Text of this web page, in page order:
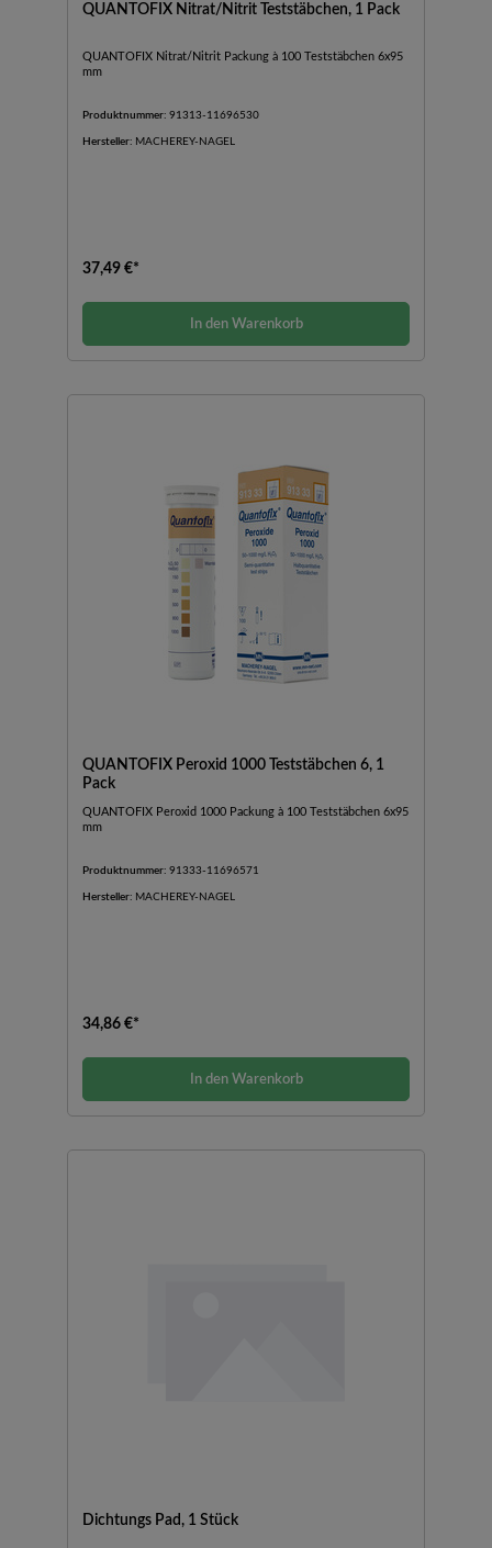
QUANTOFIX Nitrat/Nitrit Teststäbchen, 1 Pack
QUANTOFIX Nitrat/Nitrit Packung à 100 Teststäbchen 6x95
mm
Produktnummer: 91313-11696530
Hersteller: MACHEREY-NAGEL
37,49 €*
In den Warenkorb
QUANTOFIX Peroxid 1000 Teststäbchen 6, 1
Pack
QUANTOFIX Peroxid 1000 Packung à 100 Teststäbchen 6x95
mm
Produktnummer: 91333-11696571
Hersteller: MACHEREY-NAGEL
34,86 €*
In den Warenkorb
Dichtungs Pad, 1 Stück